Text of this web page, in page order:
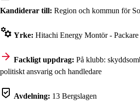
Kandiderar till: Region och kommun för
Yrke: Hitachi Energy Montör - Packare
Fackligt uppdrag: På klubb:
politiskt ansvarig och handledare
Avdelning: 13 Bergslagen